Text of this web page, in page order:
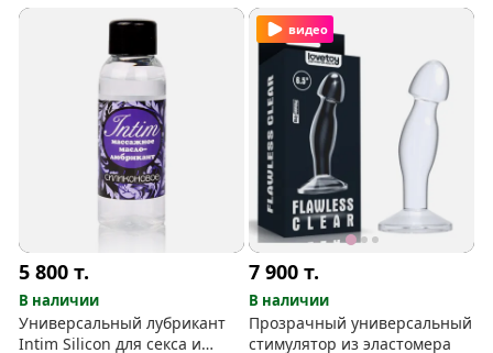
5 800т.
В наличии
Универсальный лубрикант
Intim Silicon для секса и
видео
7 900т.
В наличии
Прозрачный универсальный
стимулятор из эластомера